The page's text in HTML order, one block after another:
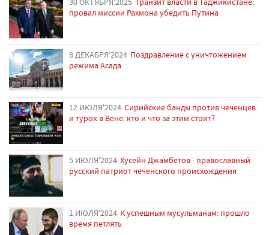
провал миссии Рахмона убедить Путина
8 ДЕКАБРЯ'2024 Поздравление с уничтожением
режима Асада
12 ИЮЛЯ'2024 Сирийские банды против чеченцев
и турок в Вене: кто и что за этим стоит?
5 ИЮЛЯ'2024 Хусейн Джамбетов - православный
русский патриот чеченского происхождения
1 ИЮЛЯ'2024 К успешным мусульманам: прошло
время петлять